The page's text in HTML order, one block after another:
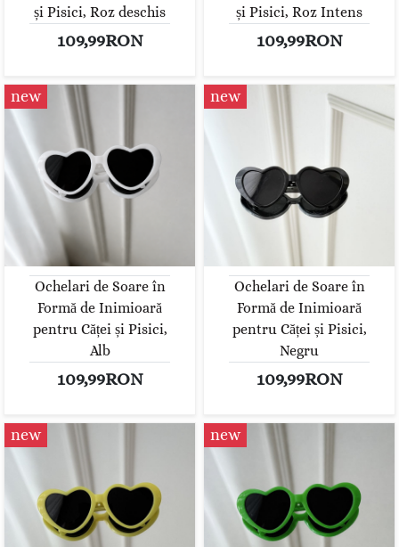
și Pisici, Roz deschis
109,99RON
și Pisici, Roz Intens
109,99RON
new
Ochelari de Soare în
Formă de Inimioară
pentru Căței și Pisici,
Alb
109,99RON
new
Ochelari de Soare în
Formă de Inimioară
pentru Căței și Pisici,
Negru
109,99RON
new new